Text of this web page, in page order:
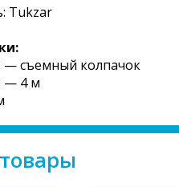
Tukzar
— съемный колпачок
— 4 м